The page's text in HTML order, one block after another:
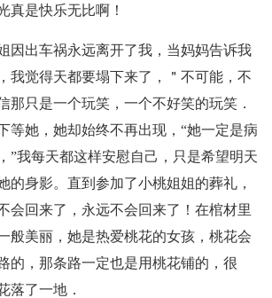
真是快乐无比啊！
因出车祸永远离开了我，当妈妈告诉我
我觉得天都要塌下来了，＂不可能，不
那只是一个玩笑，一个不好笑的玩笑．
等她，她却始终不再出现，“她一定是病
”我每天都这样安慰自己，只是希望明天
的身影。直到参加了小桃姐姐的葬礼，
会回来了，永远不会回来了！在棺材里
般美丽，她是热爱桃花的女孩，桃花会
的，那条路一定也是用桃花铺的，很
落了一地．